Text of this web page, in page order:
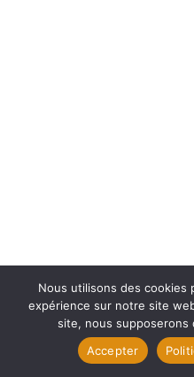
Nous utilisons des cookies
expérience sur notre site
site, nous supposerons
Accepter